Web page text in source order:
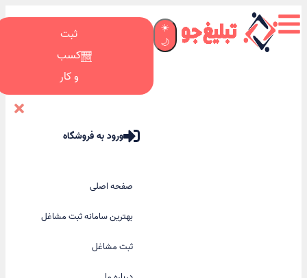
☀️
🌙
ثبت
کسب
و کار
ورود به فروشگاه
صفحه اصلی
بهترین سامانه ثبت مشاغل
ثبت مشاغل